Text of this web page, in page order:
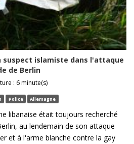
suspect islamiste dans l'attaque
de Berlin
: 6 minute(s)
Police Allemagne
libanaise était toujours recherché
au lendemain de son attaque
et à l'arme blanche contre la gay